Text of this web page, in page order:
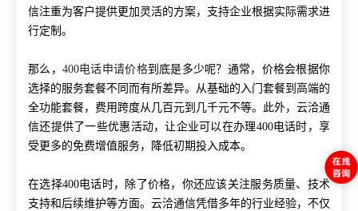
信注重为客户提供更加灵活的方案，支持企业根据实际需求进
行定制。
那么， 400电话申请价格到底是多少呢？通常，价格会根据你
选择的服务套餐不同而有所差异。从基础的入门套餐到高端的
全功能套餐，费用跨度从几百元到几千元不等。此外，云洽通
信还提供了一些优惠活动，让企业可以在办理400电话时，享
受更多的免费增值服务，降低初期投入成本。
在选择400电话时，除了价格，你还应该关注服务质量、技术
支持和后续维护等方面。云洽通信凭借多年的行业经验，不仅